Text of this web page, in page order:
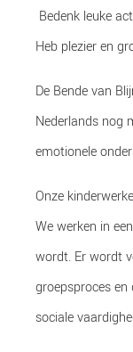
Bedenk leuke
Heb plezier en
De Bende van
Nederlands nog
emotionele
Onze
We werken in
wordt. Er wordt
groepsproces
sociale